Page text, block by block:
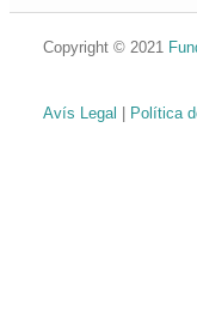
Copyright © 2021
Avís Legal Política